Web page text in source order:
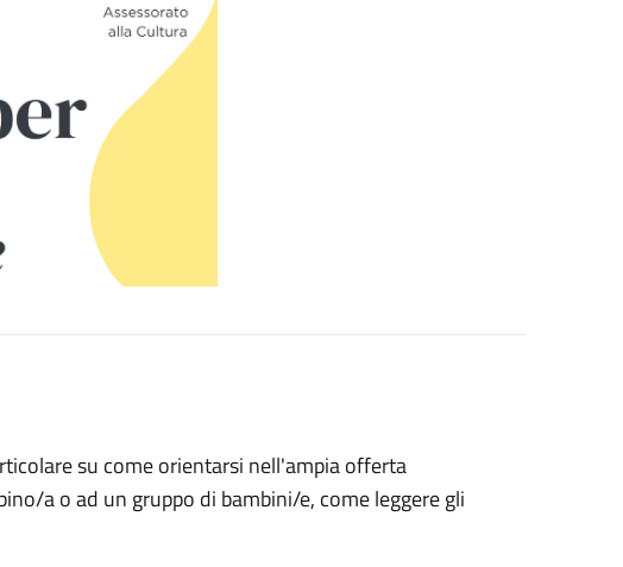
su come orientarsi nell'ampia offerta
a o ad un gruppo di bambini/e, come leggere gli